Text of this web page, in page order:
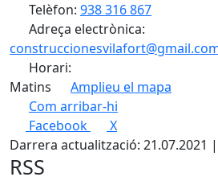
Telèfon: 938 316 867
Adreça electrònica:
Horari:
Matins
Amplieu el mapa
Com arribar-hi
+
−
Facebook
X
Darrera actualització: 21.07.2021
RSS